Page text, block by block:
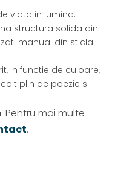
viata in lumina:
structura solida din
manual din sticla
in functie de culoare,
plin de poezie si
Pentru mai multe
.